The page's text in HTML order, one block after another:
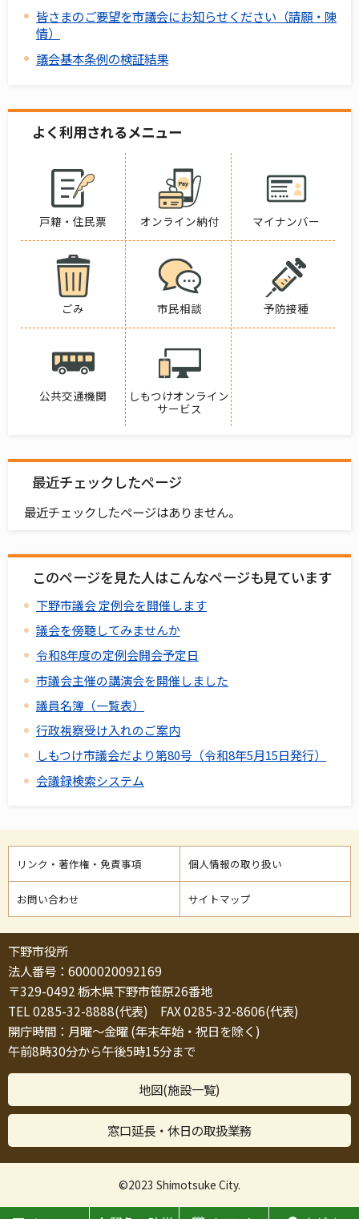
皆さまのご要望を市議会にお知らせください（請願・陳
情）
議会基本条例の検証結果
よく利用されるメニュー
戸籍・住民票 オンライン納付 マイナンバー
ごみ 市民相談 予防接種
公共交通機関
しもつけオンライン
サービス
最近チェックしたページ
最近チェックしたページはありません。
このページを見た人はこんなページも見ています
下野市議会 定例会を開催します
議会を傍聴してみませんか
令和8年度の定例会開会予定日
市議会主催の講演会を開催しました
議員名簿（一覧表）
行政視察受け入れのご案内
しもつけ市議会だより第80号（令和8年5月15日発行）
会議録検索システム
リンク・著作権・免責事項 個人情報の取り扱い
お問い合わせ サイトマップ
下野市役所
法人番号：6000020092169
〒329-0492 栃木県下野市笹原26番地
TEL 0285-32-8888(代表) FAX 0285-32-8606(代表)
開庁時間：月曜～金曜 (年末年始・祝日を除く)
午前8時30分から午後5時15分まで
地図(施設一覧)
窓口延長・休日の取扱業務
©2023 Shimotsuke City.